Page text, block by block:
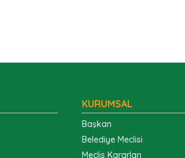
KURUMSAL
Başkan
Belediye Meclisi
Meclis Kararları